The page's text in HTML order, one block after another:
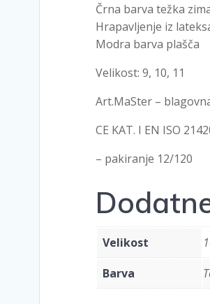
Črna barva težka
Hrapavljenje iz
Modra barva plašča
Velikost: 9, 10, 11
Art.MaSter –
CE KAT. I EN ISO
– pakiranje 12/120
Velikost
Barva